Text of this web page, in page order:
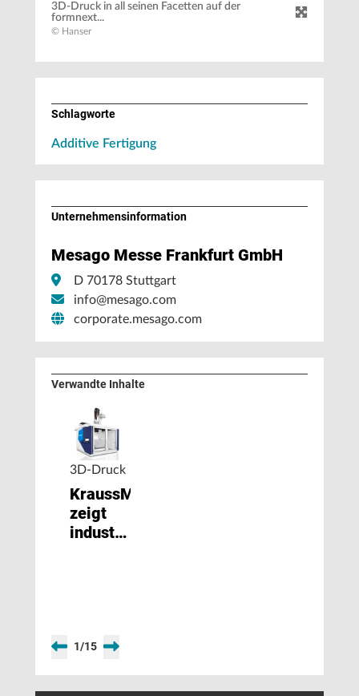
3D-Druck in all seinen Facetten auf der
formnext...
© Hanser
Schlagworte
Additive Fertigung
Unternehmens­information
Mesago Messe Frankfurt GmbH
D 70178 Stuttgart
info@mesago.com
corporate.mesago.com
Verwandte Inhalte
3D-Druck
KraussMaffei
zeigt
industrialisierte
1/15